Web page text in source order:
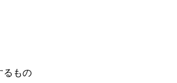
るもの